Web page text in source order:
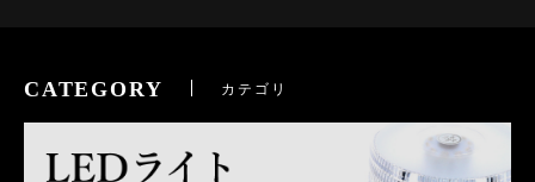
CATEGORY カテゴリ